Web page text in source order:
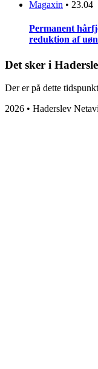
Magaxin • 23.04
Permanent
reduktion af
Det sker i
Der er på dette
2026 • Haderslev